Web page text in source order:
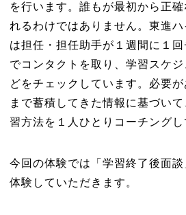
を行います。誰もが最初から正
れるわけではありません。東進
は担任・担任助手が１週間に１
でコンタクトを取り、学習スケ
どをチェックしています。必要
まで蓄積してきた情報に基づい
習方法を１人ひとりコーチングし
今回の体験では「学習終了後面
体験していただきます。